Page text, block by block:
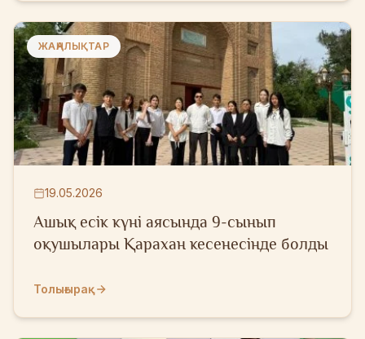
ЖАҢАЛЫҚТАР
19.05.2026
Ашық есік күні аясында 9-сынып
оқушылары Қарахан кесенесінде болды
Толығырақ